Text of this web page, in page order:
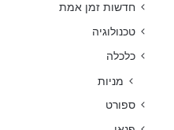
חדשות זמן אמת
טכנולוגיה
כלכלה
מניות
ספורט